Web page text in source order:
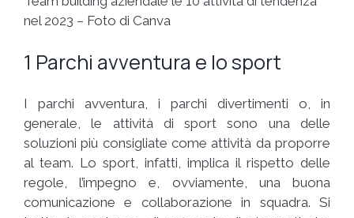
nel 2023 – Foto di Canva
1 Parchi avventura e lo sport
I parchi avventura, i parchi divertimenti o, in
generale, le attività di sport sono una delle
soluzioni più consigliate come attività da proporre
al team. Lo sport, infatti, implica il rispetto delle
regole, l’impegno e, ovviamente, una buona
comunicazione e collaborazione in squadra. Si